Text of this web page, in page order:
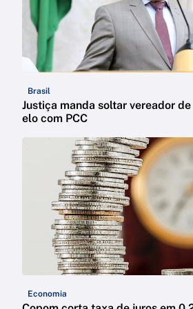
Brasil
Justiça manda soltar vereador
elo com PCC
Economia